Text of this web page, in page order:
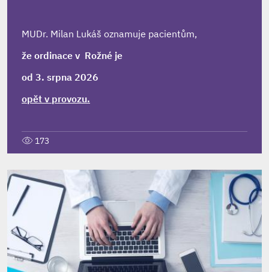
MUDr. Milan Lukáš oznamuje pacientům,
že ordinace v Rožné je
od 3. srpna 2026
opět v provozu.
173